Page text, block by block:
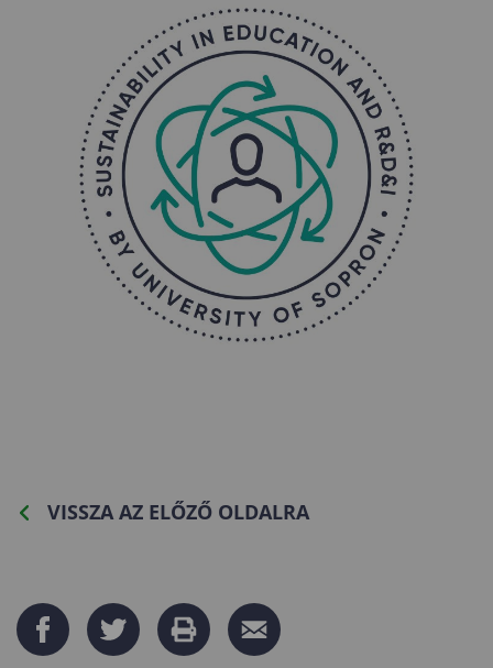
VISSZA AZ ELŐZŐ OLDALRA